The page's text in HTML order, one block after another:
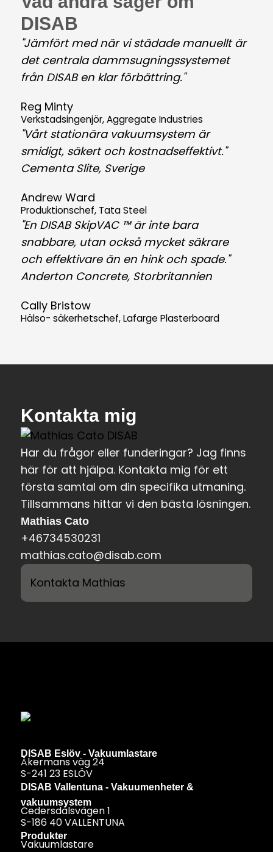
DISAB
"Jämfört med när vi städade manuellt är
det centrala dammsugningssystemet
från DISAB en klar förbättring."
Reg Minty
Verkstadsingenjör, Aggregate Industries
"Vårt stationära vakuumsystem är
smidigt, säkert och kostnadseffektivt."
Cementa Slite, Sverige
Andrew Ward
Produktionschef, Tata Steel
"En DISAB SkipVAC ™ är inte bara
snabbare, utan också mycket säkrare
och effektivare än en hink och spade."
Anderton Concrete, Storbritannien
Cally Bristow
Hälso- säkerhetschef, Lafarge Plasterboard
Kontakta mig
Har du frågor eller funderingar? Jag finns
här för att hjälpa. Kontakta mig för ett
första samtal om din specifika utmaning.
Tillsammans hittar vi den bästa lösningen.
Mathias Cato
+46734530231
mathias.cato@disab.com
Kontakta Mathias
DISAB Eslöv - Vakuumlastare
Åkermans väg 24
S-241 23 ESLÖV
DISAB Vallentuna - Vakuumenheter &
vakuumsystem
Cedersdalsvägen 1
S-186 40 VALLENTUNA
Produkter
Vakuumlastare